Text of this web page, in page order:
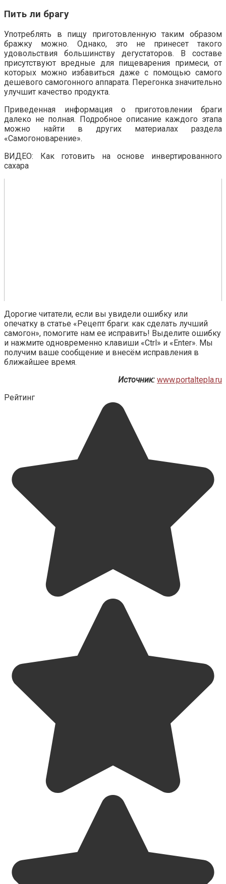
Пить ли брагу
Употреблять в пищу приготовленную таким образом
бражку можно. Однако, это не принесет такого
удовольствия большинству дегустаторов. В составе
присутствуют вредные для пищеварения примеси, от
которых можно избавиться даже с помощью самого
дешевого самогонного аппарата. Перегонка значительно
улучшит качество продукта.
Приведенная информация о приготовлении браги
далеко не полная. Подробное описание каждого этапа
можно найти в других материалах раздела
«Самогоноварение».
ВИДЕО: Как готовить на основе инвертированного
сахара
Дорогие читатели, если вы увидели ошибку или
опечатку в статье «Рецепт браги: как сделать лучший
самогон», помогите нам ее исправить! Выделите ошибку
и нажмите одновременно клавиши «Ctrl» и «Enter». Мы
получим ваше сообщение и внесём исправления в
ближайшее время.
Источник: www.portaltepla.ru
Рейтинг